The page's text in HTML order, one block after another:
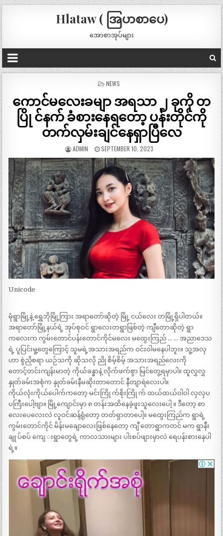
Hlataw ( အြပာစာပေ)
အောစာအုပ်များ
POSTED
NEWS
ကောင်မလေးခမျာ အရသာ ၂ ခုကို တ
ပြို င်နက် ခံစားနေရတော့ ပန်းတိုင်ကို
တက်လှမ်းချင်နေရှာပြီလေ
ADMIN SEPTEMBER 10, 2023
Unicode
မုံရွာမြို့နဲ့ ရွှေဘိုမြို့ကြား အရာတော်ဆိုတဲ့ မြို့ ငယ်လေး တမြို့ရှိပါတယ်။
အရာတော်မြို့နယ်ရဲ့ အုပ်စုဝင် ရွာလေးတရွာဖြစ်တဲ့ ကျီတောဆိုတဲ့ ရွာ
ကလေးက ကွမ်းတောင်ပန်းတောင်ကိုင်မလေး မထွေးကြည် … … အညာဒေသ
ရဲ့ ပူပြင်းမှု့တွေကြောင့် သူမရဲ့အသားအရည်က ဝင်းဝါမနေပါဘူး။ သူ့အလှ
ဟာ စွဲညှိစရာ ယဉ်သကို ဆိုသလို ညို စိမ့်စိမ့် အသားအရည်လေးကို
တောင့်တင်းကျန်းမာတဲ့ ကိုယ်ခန္ဓာနဲ့ လိုက်ဖက်စွာ မြင်တွေ့ရမှာပါ။ ထူလွှလွှ
နှုတ်ခမ်းအစုံက နှုတ်ခမ်းနီမဆိုးတာတောင် နီတျာရဲလေးပါ။
ကိုယ်လုံးကိုယ်ပေါက်ကတော့ မင်းကြို က်စိုးကြို က် ထယ်ထယ်ဝါဝါ လှလှပ
ပကြီးပေါ့ဗျာ။ မြို့ကျောင်းမှာ ၈ တန်းအထိနေခဲ့ဖူးသူလေးပေါ့ ။ ဒီတော့ စာ
လေးပေလေးလဲ လူဝင်ဆန့်ရုံတော့ တတ်ရှာတာပေါ့။ မထွေးကြည်က ရွာရဲ့
ကွမ်းတောင်ကိုင် မိန်းမချောလေးဖြစ်နေတော့ ကျီ တောရွာကတင် မက ရွာနီး
ချု ပ်စပ် ကျေ းရွာတွေရဲ့ ကာလသားများ ပါးစပ်ဖျားမှာလဲ ရေပန်းစားနေပါ
ရဲ့။